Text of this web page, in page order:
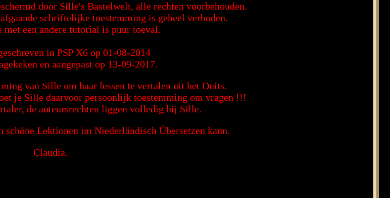
door Sille's Bastelwelt, alle rechten voorbehouden.
schriftelijke toestemming is geheel verboden.
een andere tutorial is puur toeval.
in PSP X6 op 01-08-2014
en aangepast op 13-09-2017.
van Sille om haar lessen te vertalen uit het Duits.
je Sille daarvoor persoonlijk toestemming om vragen !!!
de auteursrechten liggen volledig bij Sille.
Lektionen im Niederländisch Übersetzen kann.
Claudia.